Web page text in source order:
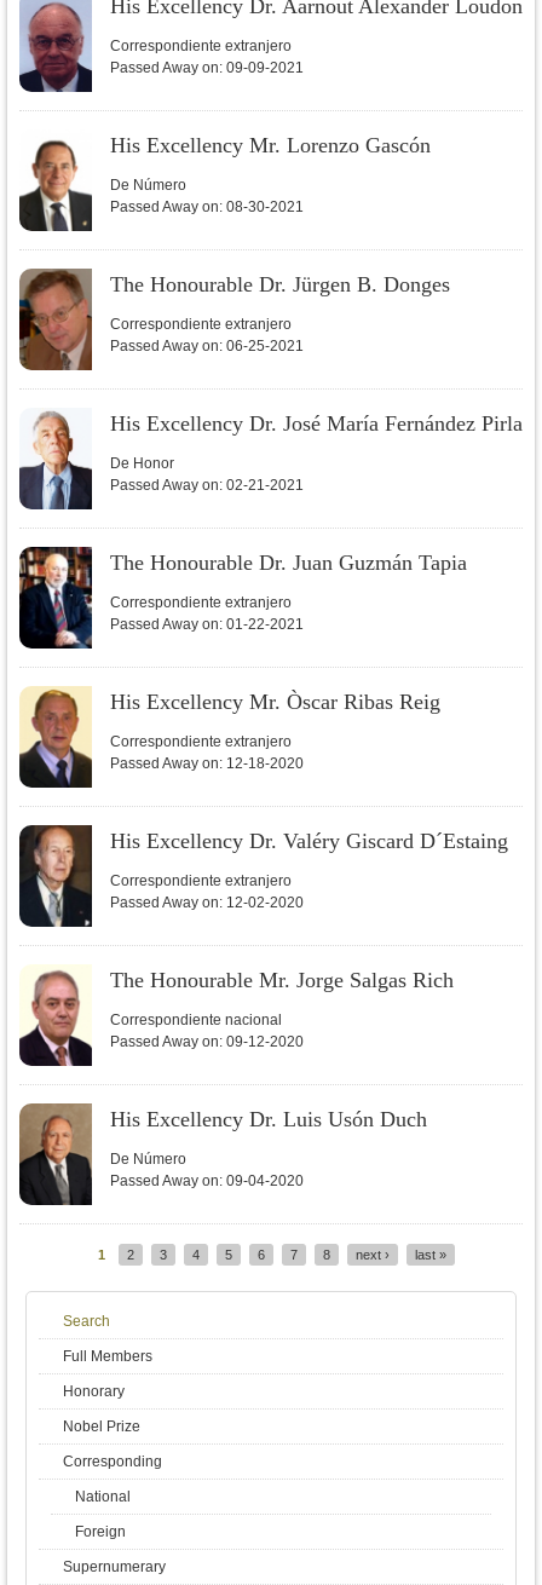
His Excellency Dr. Aarnout Alexander Loudon
Correspondiente extranjero
Passed Away on: 09-09-2021
His Excellency Mr. Lorenzo Gascón
De Número
Passed Away on: 08-30-2021
The Honourable Dr. Jürgen B. Donges
Correspondiente extranjero
Passed Away on: 06-25-2021
His Excellency Dr. José María Fernández Pirla
De Honor
Passed Away on: 02-21-2021
The Honourable Dr. Juan Guzmán Tapia
Correspondiente extranjero
Passed Away on: 01-22-2021
His Excellency Mr. Òscar Ribas Reig
Correspondiente extranjero
Passed Away on: 12-18-2020
His Excellency Dr. Valéry Giscard D´Estaing
Correspondiente extranjero
Passed Away on: 12-02-2020
The Honourable Mr. Jorge Salgas Rich
Correspondiente nacional
Passed Away on: 09-12-2020
His Excellency Dr. Luis Usón Duch
De Número
Passed Away on: 09-04-2020
1 2 3 4 5 6 7 8 next › last »
Search
Full Members
Honorary
Nobel Prize
Corresponding
National
Foreign
Supernumerary